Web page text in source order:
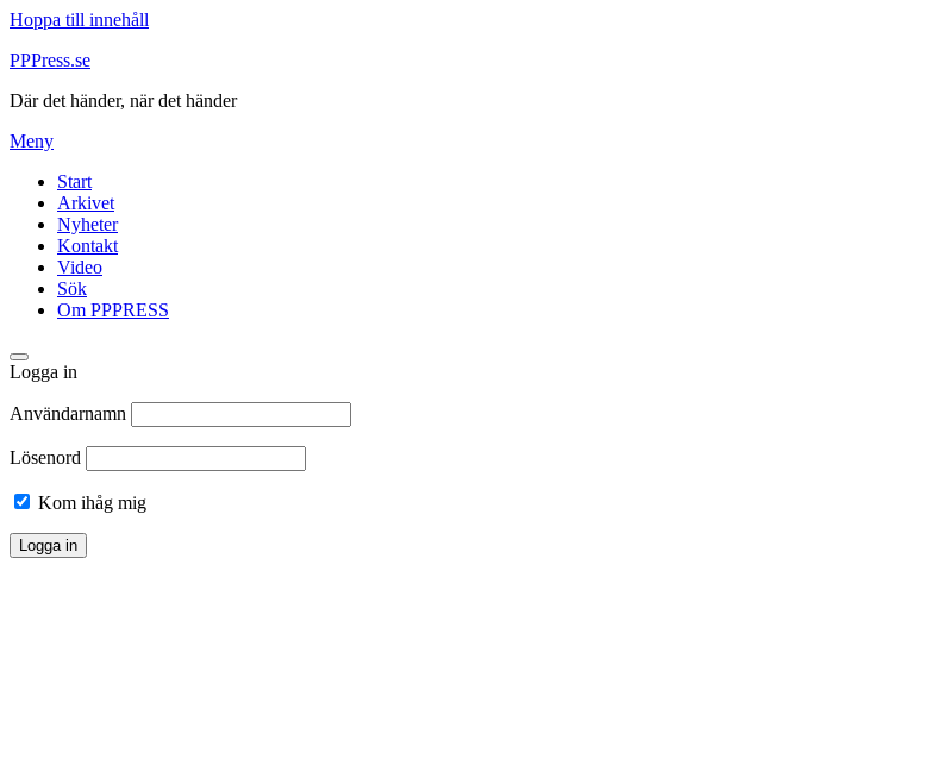
Hoppa till innehåll
PPPress.se
Där det händer, när det händer
Meny
Start
Arkivet
Nyheter
Kontakt
Video
Sök
Om PPPRESS
Logga in
Användarnamn
Lösenord
Kom ihåg mig